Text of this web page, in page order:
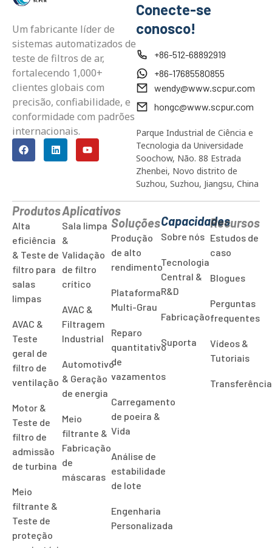
Um fabricante líder de
sistemas automatizados de
teste de filtros de ar,
fortalecendo 1,000+
clientes globais com
precisão, confiabilidade, e
conformidade com padrões
internacionais.
Conecte-se
conosco!
+86-512-68892919
+86-17685580855
wendy@www.scpur.com
hongc@www.scpur.com
Parque Industrial de Ciência e
Tecnologia da Universidade
Soochow, Não. 88 Estrada
Zhenbei, Novo distrito de
Suzhou, Suzhou, Jiangsu, China
Produtos
Alta
eficiência
& Teste de
filtro para
salas
limpas
AVAC &
Teste
geral de
filtro de
ventilação
Motor &
Teste de
filtro de
admissão
de turbina
Meio
filtrante &
Teste de
proteção
Aplicativos
Sala limpa
&
Validação
de filtro
crítico
AVAC &
Filtragem
Industrial
Automotivo
& Geração
de energia
Meio
filtrante &
Fabricação
de
máscaras
Soluções
Produção
de alto
rendimento
Plataforma
Multi-Grau
Reparo
quantitativo
de
vazamentos
Carregamento
de poeira &
Vida
Análise de
estabilidade
de lote
Engenharia
Personalizada
Capacidades
Sobre nós
Tecnologia
Central &
R&D
Fabricação
Suporta
Recursos
Estudos de
caso
Blogues
Perguntas
frequentes
Vídeos &
Tutoriais